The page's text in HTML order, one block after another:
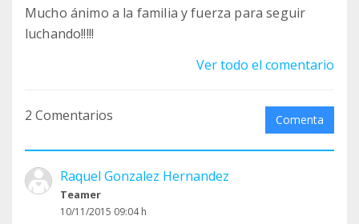
Mucho ánimo a la familia y fuerza para seguir
luchando!!!!!
Ver todo el comentario
2 Comentarios Comenta
Raquel Gonzalez Hernandez
Teamer
10/11/2015 09:04 h